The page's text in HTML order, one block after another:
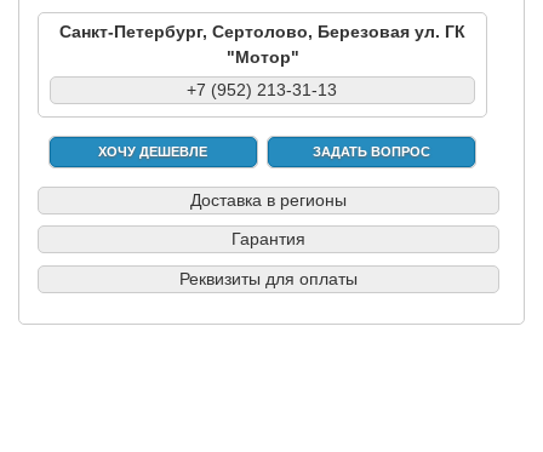
Санкт-Петербург, Сертолово, Березовая ул. ГК
"Мотор"
+7 (952) 213-31-13
ХОЧУ ДЕШЕВЛЕ ЗАДАТЬ ВОПРОС
Доставка в регионы
Гарантия
Реквизиты для оплаты